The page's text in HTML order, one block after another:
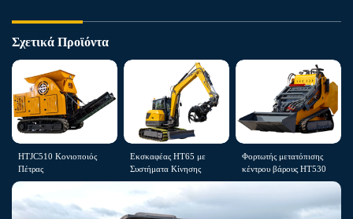
Σχετικά Προϊόντα
HTJC510 Κονιοποιός
Πέτρας
Εκσκαφέας HT65 με
Συστήματα Κίνησης
Φορτωτής μετατόπισης
κέντρου βάρους HT530